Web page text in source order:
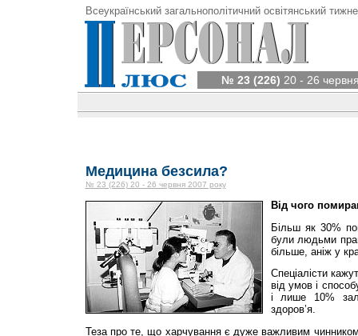
Всеукраїнський загальнополітичний освітянський
№ 23 (226) 20 - 26
Медицина безсила?
№ 23 (226) 20 - 26 червня 2007 року
Від чого
Більш як 30%
були людьми
більше, аніж у
Спеціалісти
від умов і
і лише 10%
здоров’я.
Теза про те, що харчування є дуже важливим